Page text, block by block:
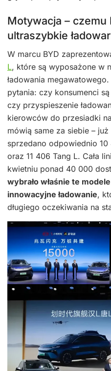
Motywacja –
ultraszybkie
W marcu BYD
L, które są wyposażone w
ładowania
pytania: czy konsumenci
czy przyspieszenie
kierowców do przesiadki
mówią same za siebie –
sprzedano odpowiednio
oraz 11 406 Tang L. Cała
kwietniu ponad 40 000
wybrało właśnie te
innowacyjne ładowanie,
długiego oczekiwania na